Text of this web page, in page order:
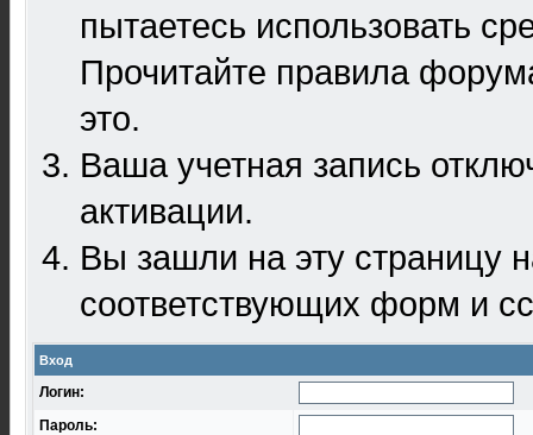
пытаетесь использовать
Прочитайте правила
это.
Ваша учетная запись
активации.
Вы зашли на эту
соответствующих форм и
Вход
Логин:
Пароль: